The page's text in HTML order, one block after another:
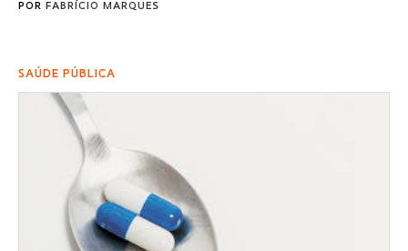
POR FABRÍCIO MARQUES
SAÚDE PÚBLICA